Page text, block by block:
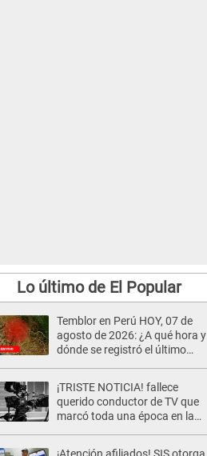
Lo último de El Popular
Temblor en Perú HOY, 07 de
agosto de 2026: ¿A qué hora y
dónde se registró el último
¡TRISTE NOTICIA! fallece
querido conductor de TV que
marcó toda una época en la